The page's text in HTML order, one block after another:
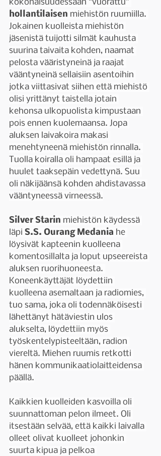
kokonaisuudessaan “vuorattu”
hollantilaisen miehistön ruumiilla.
Jokainen kuolleista miehistön
jäsenistä tuijotti silmät kauhusta
suurina taivaita kohden, naamat
pelosta vääristyneinä ja raajat
vääntyneinä sellaisiin asentoihin
jotka viittasivat siihen että miehistö
olisi yrittänyt taistella jotain
kehonsa ulkopuolista kimpustaan
pois ennen kuolemaansa. Jopa
aluksen laivakoira makasi
menehtyneenä miehistön rinnalla.
Tuolla koiralla oli hampaat esillä ja
huulet taaksepäin vedettynä. Suu
oli näkijäänsä kohden ahdistavassa
vääntyneessä virneessä.
Silver Starin miehistön käydessä
läpi S.S. Ourang Medania he
löysivät kapteenin kuolleena
komentosillalta ja loput upseereista
aluksen ruorihuoneesta.
Koneenkäyttäjät löydettiin
kuolleena asemaltaan ja radiomies,
tuo sama, joka oli todennäköisesti
lähettänyt hätäviestin ulos
alukselta, löydettiin myös
työskentelypisteeltään, radion
viereltä. Miehen ruumis retkotti
hänen kommunikaatiolaitteidensa
päällä.
Kaikkien kuolleiden kasvoilla oli
suunnattoman pelon ilmeet. Oli
itsestään selvää, että kaikki laivalla
olleet olivat kuolleet johonkin
suurta kipua ja pelkoa